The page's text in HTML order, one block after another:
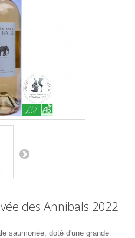
des Annibals 2022
saumonée, doté d'une grande